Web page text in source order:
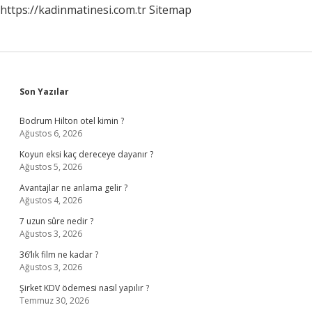
https://kadinmatinesi.com.trSitemap
Sidebar
Son Yazılar
Bodrum Hilton otel kimin ?
Ağustos 6, 2026
Koyun eksi kaç dereceye dayanır ?
Ağustos 5, 2026
Avantajlar ne anlama gelir ?
Ağustos 4, 2026
7 uzun sûre nedir ?
Ağustos 3, 2026
36’lık film ne kadar ?
Ağustos 3, 2026
Şirket KDV ödemesi nasıl yapılır ?
Temmuz 30, 2026